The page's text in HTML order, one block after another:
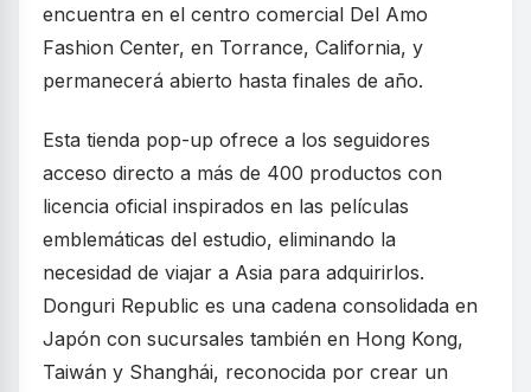
encuentra en el centro comercial Del Amo
Fashion Center, en Torrance, California, y
permanecerá abierto hasta finales de año.
Esta tienda pop-up ofrece a los seguidores
acceso directo a más de 400 productos con
licencia oficial inspirados en las películas
emblemáticas del estudio, eliminando la
necesidad de viajar a Asia para adquirirlos.
Donguri Republic es una cadena consolidada en
Japón con sucursales también en Hong Kong,
Taiwán y Shanghái, reconocida por crear un